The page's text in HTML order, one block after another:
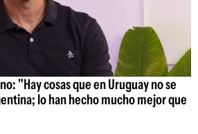
"Hay cosas que en Uruguay no se
lo han hecho mucho mejor que